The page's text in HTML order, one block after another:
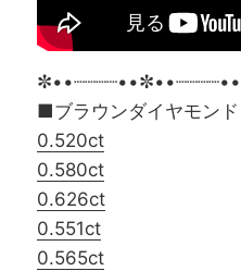
■ブラウンダイヤモンド
0.520ct
0.580ct
0.626ct
0.551ct
0.565ct